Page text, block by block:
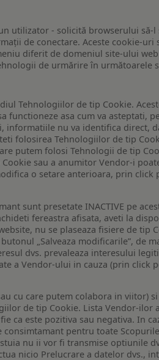
utilizator - solicită browserului să-
de conectare. Aceste cookie-uri
diferit de domeniul site-ului
de urmărire în următoarele
Tehnologiilor de tip Cookie.
functioneze asa cum va asteptati,
informatiile nu va identifica direct,
folosirea Tehnologiilor de tip
putem folosi Tehnologii de tip
sau a anumitor Vendor-i
o setare anterioara, prin click
sunt presetate INACTIVE pe
fereastra afisata, aveti la
nu se plaseaza fisiere de tip
„Salveaza modificarile”, de
dvs. prevaleaza interesului
a Vendor-ului in cauza (prin click
cu care putem colabora in viitor)
de tip Cookie. Lista Vendor-ilor
ca este pozitiva sau negativa. In
pentru toate
nu ii vor fi transmise optiunile
nicio Prelucrare a datelor dvs.,